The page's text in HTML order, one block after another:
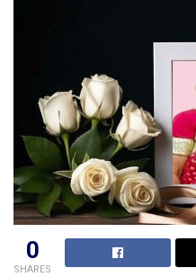
0
SHARES